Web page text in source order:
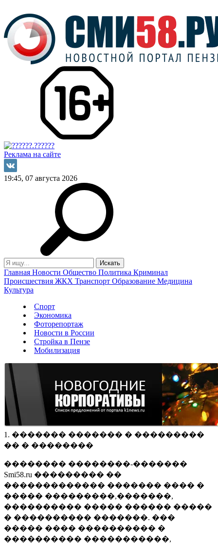
Реклама на сайте
19:45, 07 августа 2026
Главная Новости Общество Политика Криминал
Происшествия ЖКХ Транспорт Образование Медицина
Культура
Спорт
Экономика
Фоторепортаж
Новости в России
Стройка в Пензе
Мобилизация
1. ������� ������� � ���������
�� � ��������
�������� ��������-�������
Smi58.ru ��������� ��
������������� ������� ���� �
����� ���������,�������,
���������� ����� ������ �����
� ���������� �������. ���
����� ���� ���������� �
���������� �����������,